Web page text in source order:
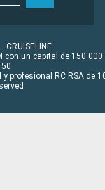
con un capital de 150 000
profesional RC RSA de